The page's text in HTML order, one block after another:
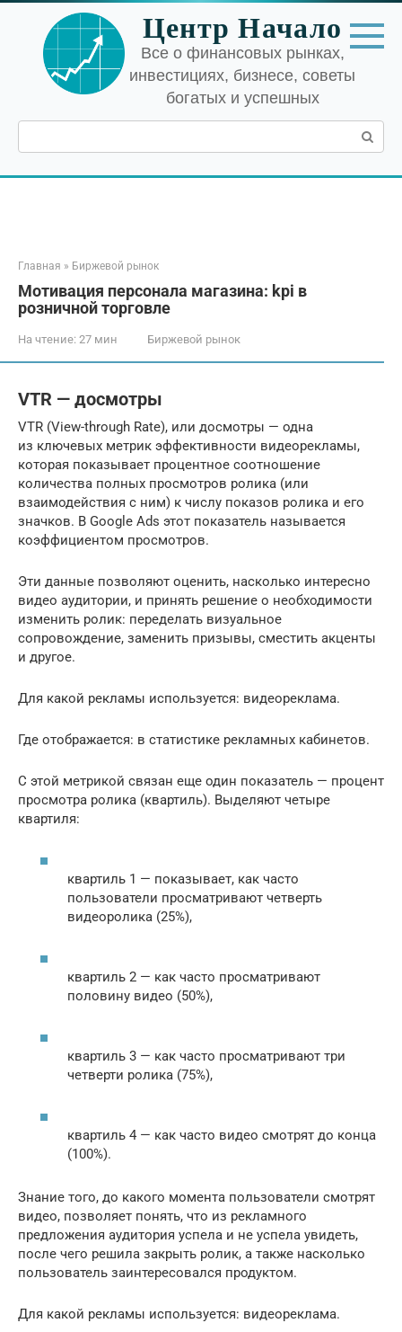
Перейти
контенту
Центр Начало
Все о финансовых рынках,
инвестициях, бизнесе, советы
богатых и успешных
Поиск:
Главная » Биржевой рынок
Мотивация персонала магазина: kpi в
розничной торговле
На чтение: 27 мин Биржевой рынок
VTR — досмотры
VTR (View-through Rate), или досмотры — одна
из ключевых метрик эффективности видеорекламы,
которая показывает процентное соотношение
количества полных просмотров ролика (или
взаимодействия с ним) к числу показов ролика и его
значков. В Google Ads этот показатель называется
коэффициентом просмотров.
Эти данные позволяют оценить, насколько интересно
видео аудитории, и принять решение о необходимости
изменить ролик: переделать визуальное
сопровождение, заменить призывы, сместить акценты
и другое.
Для какой рекламы используется: видеореклама.
Где отображается: в статистике рекламных кабинетов.
С этой метрикой связан еще один показатель — процент
просмотра ролика (квартиль). Выделяют четыре
квартиля:
квартиль 1 — показывает, как часто
пользователи просматривают четверть
видеоролика (25%),
квартиль 2 — как часто просматривают
половину видео (50%),
квартиль 3 — как часто просматривают три
четверти ролика (75%),
квартиль 4 — как часто видео смотрят до конца
(100%).
Знание того, до какого момента пользователи смотрят
видео, позволяет понять, что из рекламного
предложения аудитория успела и не успела увидеть,
после чего решила закрыть ролик, а также насколько
пользователь заинтересовался продуктом.
Для какой рекламы используется: видеореклама.